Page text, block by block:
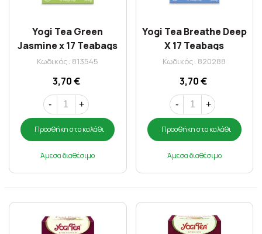
Yogi Tea Green
Jasmine x 17 Teabags
Κωδικός: 813545
3,70 €
- +
Προσθήκη στο καλάθι
Άμεσα διαθέσιμο
Yogi Tea Breathe Deep
X 17 Teabags
Κωδικός: 820288
3,70 €
- +
Προσθήκη στο καλάθι
Άμεσα διαθέσιμο